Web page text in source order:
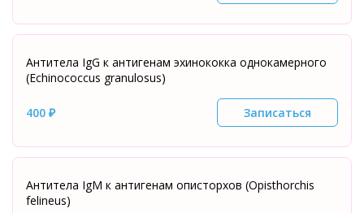
Антитела IgG к антигенам эхинококка однокамерного
(Echinococcus granulosus)
400 ₽ Записаться
Антитела IgМ к антигенам описторхов (Opisthorchis
felineus)